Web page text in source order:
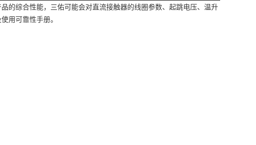
的综合性能，三佑可能会对直流接触器的线圈参数、起跳电压、温升
用可靠性手册。